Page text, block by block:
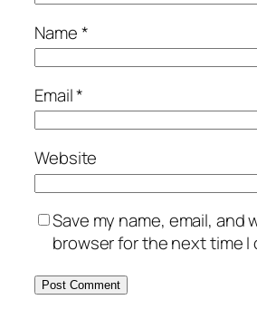
Name*
Email*
Website
Save my name, email, and
browser for the next time I